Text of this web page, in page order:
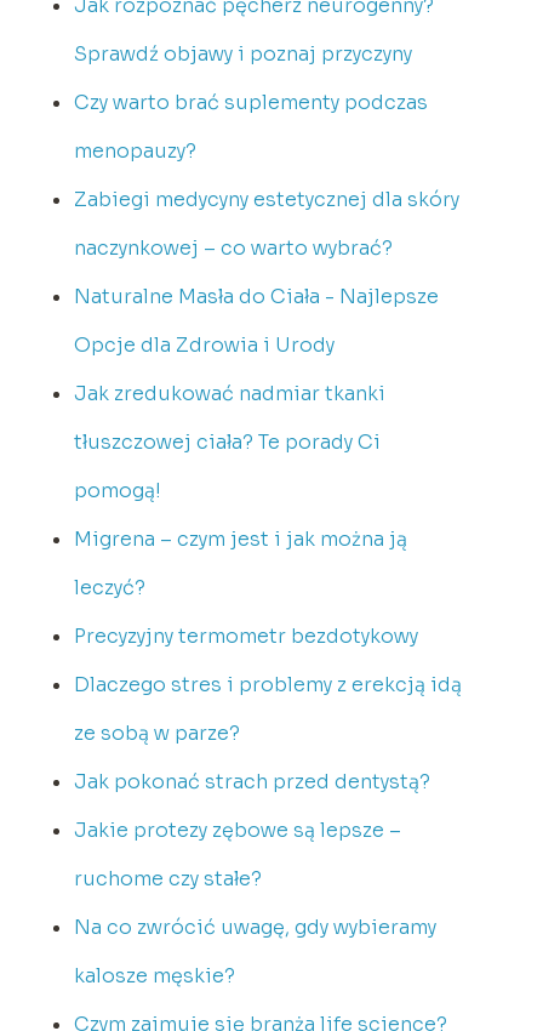
Jak rozpoznać pęcherz neurogenny?
Sprawdź objawy i poznaj przyczyny
Czy warto brać suplementy podczas
menopauzy?
Zabiegi medycyny estetycznej dla skóry
naczynkowej – co warto wybrać?
Naturalne Masła do Ciała - Najlepsze
Opcje dla Zdrowia i Urody
Jak zredukować nadmiar tkanki
tłuszczowej ciała? Te porady Ci
pomogą!
Migrena – czym jest i jak można ją
leczyć?
Precyzyjny termometr bezdotykowy
Dlaczego stres i problemy z erekcją idą
ze sobą w parze?
Jak pokonać strach przed dentystą?
Jakie protezy zębowe są lepsze –
ruchome czy stałe?
Na co zwrócić uwagę, gdy wybieramy
kalosze męskie?
Czym zajmuje się branża life science?